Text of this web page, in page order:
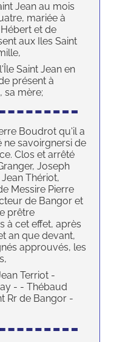
Jean au mois
mariée à
et de
aux Iles Saint
Saint Jean en
présent à
sa mère;
Boudrot qu'il a
ne savoirgnersi de
Clos et arrêté
Joseph
Thériot,
Messire Pierre
de Bangor et
prêtre
à cet effet, après
an que devant,
approuvés, les
Terriot -
- - Thébaud
Rr de Bangor -